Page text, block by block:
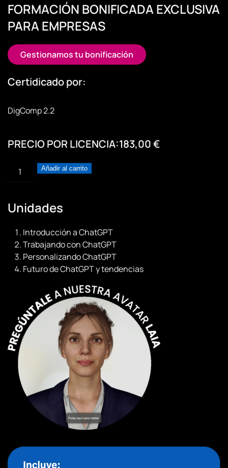
FORMACIÓN BONIFICADA EXCLUSIVA
PARA EMPRESAS
Gestionamos tu bonificación
Certidicado por:
DigComp 2.2
PRECIO POR LICENCIA:183,00€
ChatGPT
de
cero
experto
cantidad
Añadir al carrito
Unidades
Introducción a ChatGPT
Trabajando con ChatGPT
Personalizando ChatGPT
Futuro de ChatGPT y tendencias